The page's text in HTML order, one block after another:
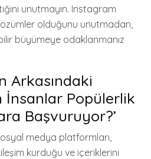
unutmayın. Instagram
olduğunu unutmadan,
büyümeye odaklanmanız
Arkasındaki
İnsanlar Popülerlik
Başvuruyor?’
medya platformları,
kurduğu ve içeriklerini